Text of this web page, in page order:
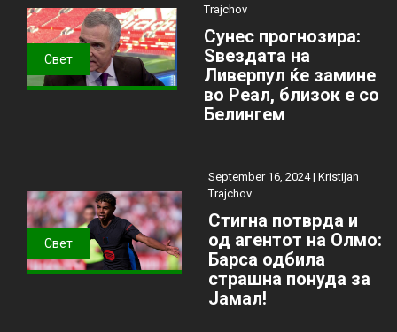
Свет
Trajchov
Сунес прогнозира:
Ѕвездата на
Ливерпул ќе замине
во Реал, близок е со
Белингем
Свет
September 16, 2024 | Kristijan
Trajchov
Стигна потврда и
од агентот на Олмо:
Барса одбила
страшна понуда за
Јамал!